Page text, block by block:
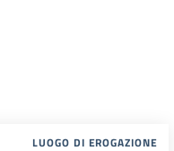
LUOGO DI EROGAZIONE